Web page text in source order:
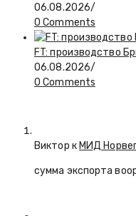
06.08.2026/
0 Comments
FT: производство
06.08.2026/
0 Comments
Виктор кМИД
сумма экспорта